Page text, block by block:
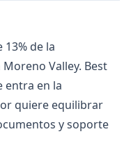
13% de la
Valley. Best
entra en la
quiere equilibrar
y soporte